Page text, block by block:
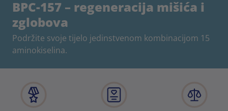
BPC-157 – regeneracija mišića i
zglobova
Podržite svoje tijelo jedinstvenom kombinacijom 15
aminokiselina.